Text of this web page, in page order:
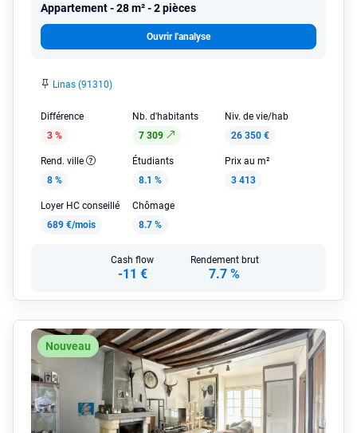
Appartement 28 m² - 2 pièces
Ouvrir l'analyse
Linas (91310)
Différence
3 %
Nb. d'habitants
7 309
Niv. de vie/hab
26 350 €
Rend. ville
8 %
Étudiants
8.1 %
Prix au m²
3 413
Loyer HC conseillé
689 €/mois
Chômage
8.7 %
Cash flow
-11 €
Rendement brut
7.7 %
Nouveau